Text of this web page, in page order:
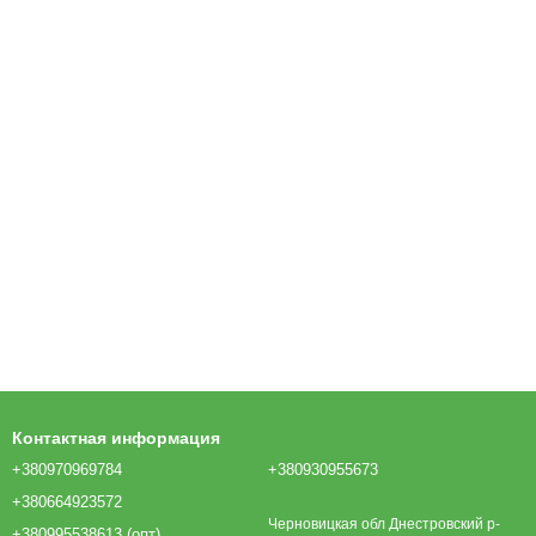
Контактная информация
+380970969784
+380664923572
+380930955673
Черновицкая обл Днестровский р-